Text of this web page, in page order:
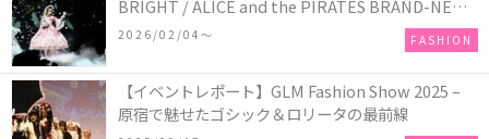
BRIGHT / ALICE and the PIRATES BRAND-NEW
COLLECTION in TOKYO
2026/02/04〜 FASHION
【イベントレポート】GLM Fashion Show 2025 –
原宿で魅せたゴシック＆ロリータの最前線